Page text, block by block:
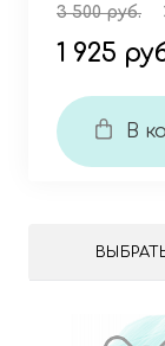
3 500 руб.
1 925
В